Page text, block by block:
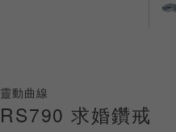
黃金金飾
靈動曲線
RS790 求婚鑽戒